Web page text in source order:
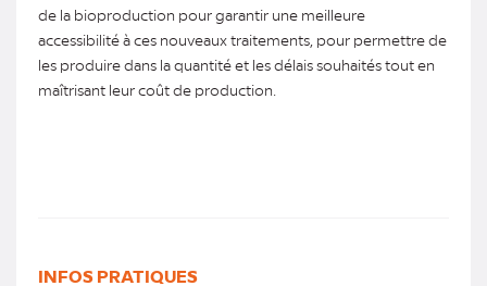
de la bioproduction pour garantir une meilleure
accessibilité à ces nouveaux traitements, pour permettre de
les produire dans la quantité et les délais souhaités tout en
maîtrisant leur coût de production.
INFOS PRATIQUES